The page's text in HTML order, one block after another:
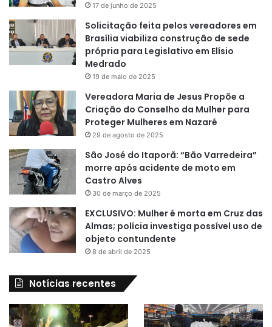
17 de junho de 2025
Solicitação feita pelos vereadores em
Brasília viabiliza construção de sede
própria para Legislativo em Elísio
Medrado
19 de maio de 2025
Vereadora Maria de Jesus Propõe a
Criação do Conselho da Mulher para
Proteger Mulheres em Nazaré
29 de agosto de 2025
São José do Itaporã: “Bão Varredeira”
morre após acidente de moto em
Castro Alves
30 de março de 2025
EXCLUSIVO: Mulher é morta em Cruz das
Almas; polícia investiga possível uso de
objeto contundente
8 de abril de 2025
Notícias recentes